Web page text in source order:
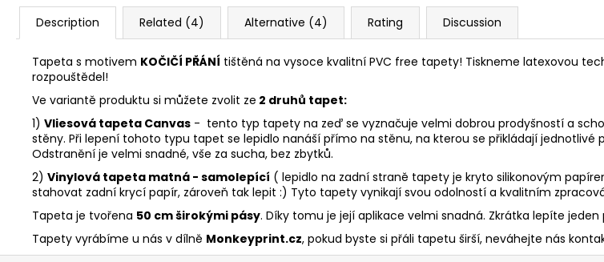
Description Related (4) Alternative (4) Rating Discussion
Tapeta s motivem KOČIČÍ PŘÁNÍ tištěná na vysoce kvalitní PVC free tapety! Tiskneme latexovou
rozpouštědel!
Ve variantě produktu si můžete zvolit ze 2 druhů tapet:
1) Vliesová tapeta Canvas - tento typ tapety na zeď se vyznačuje velmi dobrou prodyšností a
stěny. Při lepení tohoto typu tapet se lepidlo nanáší přímo na stěnu, na kterou se přikládají
Odstranění je velmi snadné, vše za sucha, bez zbytků.
2) Vinylová tapeta matná - samolepící ( lepidlo na zadní straně tapety je kryto silikonovým
stahovat zadní krycí papír, zároveň tak lepit :) Tyto tapety vynikají svou odolností a kvalitním
Tapeta je tvořena 50 cm širokými pásy. Díky tomu je její aplikace velmi snadná. Zkrátka lepíte
Tapety vyrábíme u nás v dílně Monkeyprint.cz, pokud byste si přáli tapetu širší, neváhejte nás